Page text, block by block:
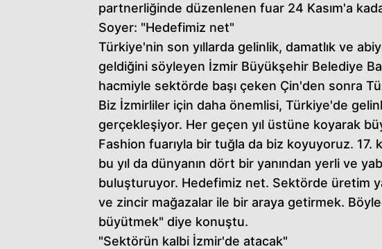
partnerliğinde düzenlenen fuar 24 Kasım'a
Soyer: "Hedefimiz net"
Türkiye'nin son yıllarda gelinlik, damatlık ve
geldiğini söyleyen İzmir Büyükşehir Belediye
hacmiyle sektörde başı çeken Çin'den sonra
Biz İzmirliler için daha önemlisi, Türkiye'de
gerçekleşiyor. Her geçen yıl üstüne koyarak
Fashion fuarıyla bir tuğla da biz koyuyoruz. 17.
bu yıl da dünyanın dört bir yanından yerli ve
buluşturuyor. Hedefimiz net. Sektörde üretim
ve zincir mağazalar ile bir araya getirmek.
büyütmek" diye konuştu.
"Sektörün kalbi İzmir'de atacak"